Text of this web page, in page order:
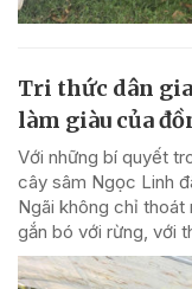
Tri thức dân
làm giàu của
Với những bí quyết
cây sâm Ngọc Linh
Ngãi không chỉ thoát
gắn bó với rừng, với